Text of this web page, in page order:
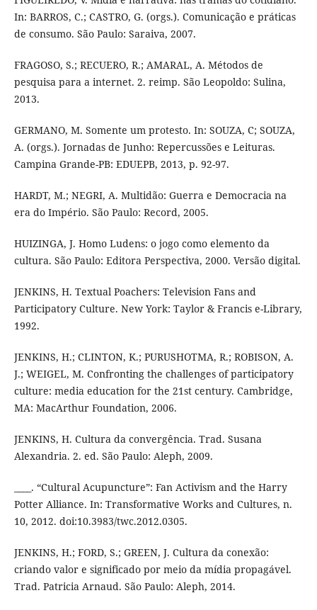
In: BARROS, C.; CASTRO, G. (orgs.). Comunicação e práticas
de consumo. São Paulo: Saraiva, 2007.
FRAGOSO, S.; RECUERO, R.; AMARAL, A. Métodos de
pesquisa para a internet. 2. reimp. São Leopoldo: Sulina,
2013.
GERMANO, M. Somente um protesto. In: SOUZA, C; SOUZA,
A. (orgs.). Jornadas de Junho: Repercussões e Leituras.
Campina Grande-PB: EDUEPB, 2013, p. 92-97.
HARDT, M.; NEGRI, A. Multidão: Guerra e Democracia na
era do Império. São Paulo: Record, 2005.
HUIZINGA, J. Homo Ludens: o jogo como elemento da
cultura. São Paulo: Editora Perspectiva, 2000. Versão digital.
JENKINS, H. Textual Poachers: Television Fans and
Participatory Culture. New York: Taylor & Francis e-Library,
1992.
JENKINS, H.; CLINTON, K.; PURUSHOTMA, R.; ROBISON, A.
J.; WEIGEL, M. Confronting the challenges of participatory
culture: media education for the 21st century. Cambridge,
MA: MacArthur Foundation, 2006.
JENKINS, H. Cultura da convergência. Trad. Susana
Alexandria. 2. ed. São Paulo: Aleph, 2009.
____. “Cultural Acupuncture”: Fan Activism and the Harry
Potter Alliance. In: Transformative Works and Cultures, n.
10, 2012. doi:10.3983/twc.2012.0305.
JENKINS, H.; FORD, S.; GREEN, J. Cultura da conexão:
criando valor e significado por meio da mídia propagável.
Trad. Patricia Arnaud. São Paulo: Aleph, 2014.